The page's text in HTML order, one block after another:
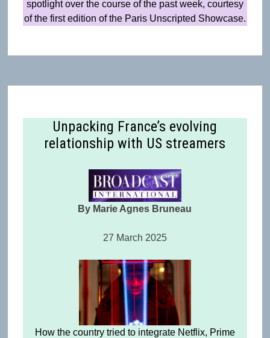
spotlight over the course of the past week, courtesy
of the first edition of the Paris Unscripted Showcase.
Unpacking France’s evolving
relationship with US streamers
By Marie Agnes Bruneau
27 March 2025
How the country tried to integrate Netflix, Prime